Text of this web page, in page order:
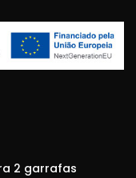
2 garrafas